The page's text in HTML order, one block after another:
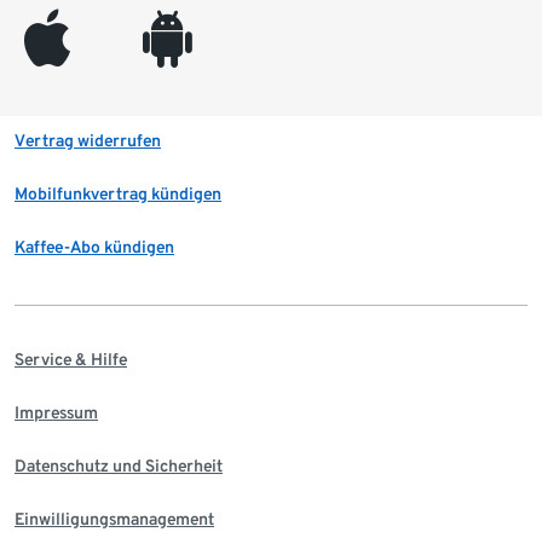
appleinc android
Vertrag widerrufen
Mobilfunkvertrag kündigen
Kaffee-Abo kündigen
Service & Hilfe
Impressum
Datenschutz und Sicherheit
Einwilligungsmanagement